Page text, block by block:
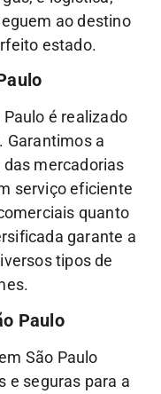
ao destino
estado.
é realizado
Garantimos a
mercadorias
serviço eficiente
quanto
garante a
tipos de
Paulo
São Paulo
e seguras para a